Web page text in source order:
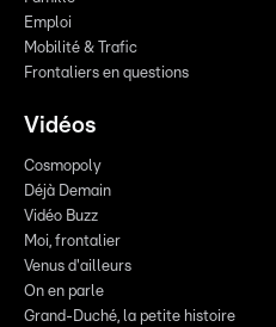
Emploi
Mobilité & Trafic
Frontaliers en questions
Vidéos
Cosmopoly
Déjà Demain
Vidéo Buzz
Moi, frontalier
Venus d'ailleurs
On en parle
Grand-Duché, la petite histoire